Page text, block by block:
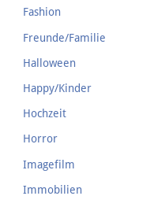
Fashion
Freunde/Familie
Halloween
Happy/Kinder
Hochzeit
Horror
Imagefilm
Immobilien